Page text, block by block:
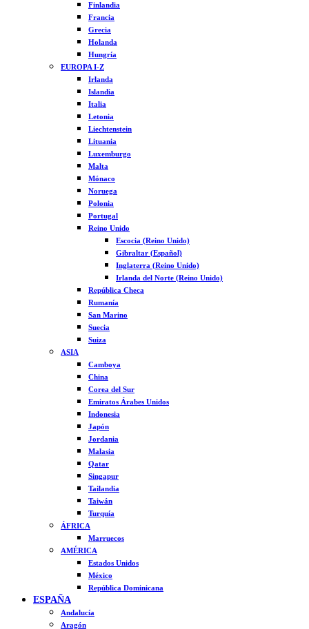
Finlandia
Francia
Grecia
Holanda
Hungría
EUROPA I-Z
Irlanda
Islandia
Italia
Letonia
Liechtenstein
Lituania
Luxemburgo
Malta
Mónaco
Noruega
Polonia
Portugal
Reino Unido
Escocia (Reino Unido)
Gibraltar (Español)
Inglaterra (Reino Unido)
Irlanda del Norte (Reino Unido)
República Checa
Rumanía
San Marino
Suecia
Suiza
ASIA
Camboya
China
Corea del Sur
Emiratos Árabes Unidos
Indonesia
Japón
Jordania
Malasia
Qatar
Singapur
Tailandia
Taiwán
Turquía
ÁFRICA
Marruecos
AMÉRICA
Estados Unidos
México
República Dominicana
ESPAÑA
Andalucía
Aragón